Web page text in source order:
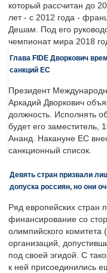
который рассчитан до
лет - с 2012 года -
Дешам. Под его
чемпионат мира 2018
Глава FIDE Дворкович
санкций ЕС
Президент
Аркадий Дворкович
должность. Исполнять
будет его
Ананд. Накануне ЕС
санкционный список.
Девять стран призвали
допуска россиян, но они
Ряд европейских стран
финансирование со
олимпийского
организаций,
под своей эгидой. С
к ней присоединились